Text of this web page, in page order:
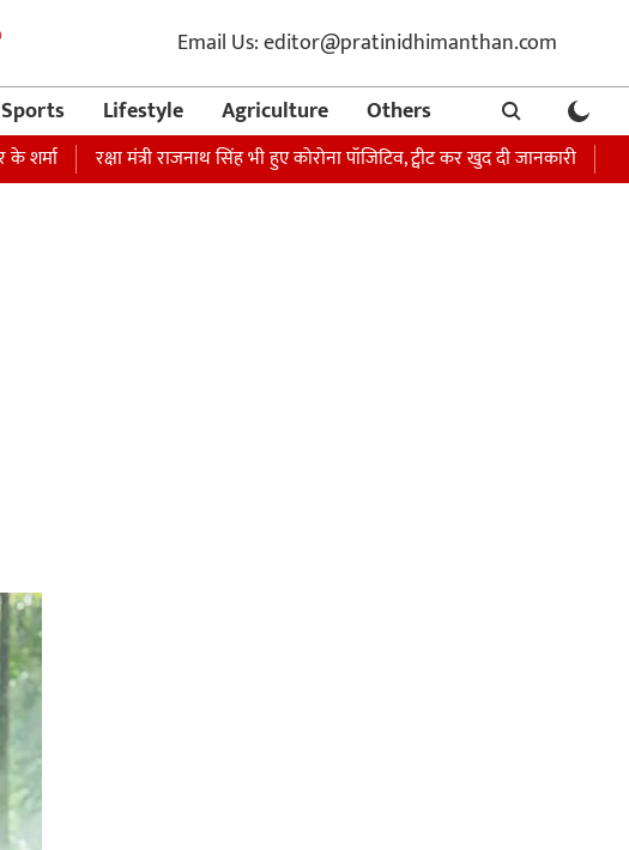
Email Us: editor@pratinidhimanthan.com
Sports Lifestyle Agriculture Others
रक्षा मंत्री राजनाथ सिंह भी हुए कोरोना पॉजिटिव, ट्वीट कर खुद दी जानकारी अभिनेता